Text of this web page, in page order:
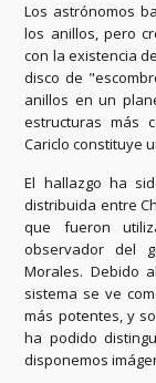
Los astrónomos
los anillos, pero
con la existencia
disco de
anillos en un
estructuras más
Cariclo constituye
El hallazgo ha
distribuida entre
que fueron
observador del
Morales. Debido
sistema se ve
más potentes, y
ha podido
disponemos